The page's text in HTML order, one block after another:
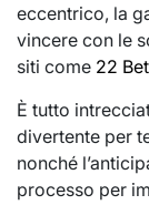
eccentrico, la
vincere con le
siti come 22 Bet
È tutto
divertente per
nonché
processo per